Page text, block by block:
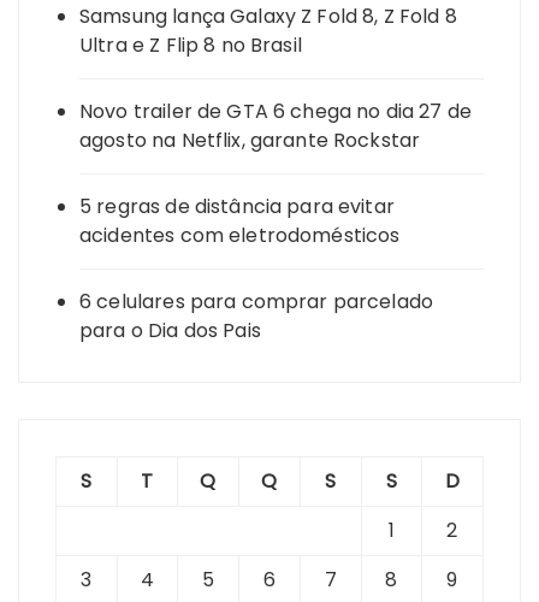
Samsung lança Galaxy Z Fold 8, Z Fold 8
Ultra e Z Flip 8 no Brasil
Novo trailer de GTA 6 chega no dia 27 de
agosto na Netflix, garante Rockstar
5 regras de distância para evitar
acidentes com eletrodomésticos
6 celulares para comprar parcelado
para o Dia dos Pais
S T Q Q S S
D
1
2
3
4 5 6 7 8
9